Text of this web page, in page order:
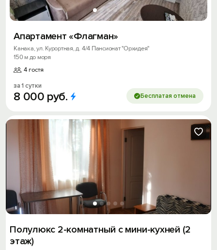
Апартамент «Флагман»
Канака, ул. Курортная, д. 4/4 Пансионат "Орхидея"
150 м до моря
4 гостя
за 1 сутки
8 000 руб. Бесплатая отмена
Полулюкс 2-комнатный с мини-кухней (2
этаж)
Хочешь дешевле? Оставь почту и получи
промокод на первое бронирование!